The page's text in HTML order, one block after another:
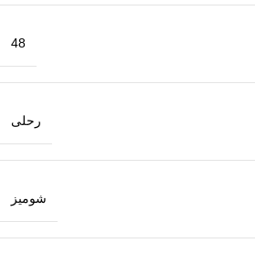
48
رحلی
شومیز